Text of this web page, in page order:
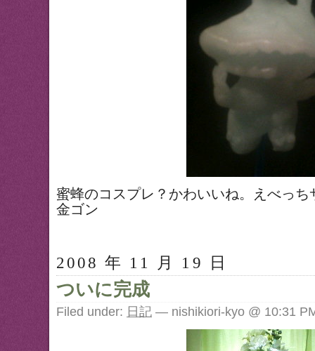
蜜蜂のコスプレ？かわいいね。えべっ
金ゴン
2008 年 11 月 19 日
ついに完成
Filed under: 日記 — nishikiori-kyo @ 10:31